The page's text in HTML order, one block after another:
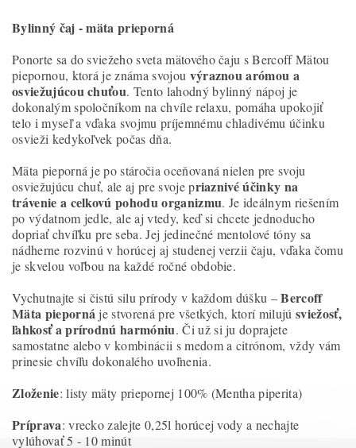
Bylinný čaj - mäta prieporná
Ponorte sa do sviežeho sveta mätového čaju s Bercoff Mätou
piepornou, ktorá je známa svojou výraznou arómou a
osviežujúcou chuťou. Tento lahodný bylinný nápoj je
dokonalým spoločníkom na chvíle relaxu, pomáha upokojiť
telo i myseľ a vďaka svojmu príjemnému chladivému účinku
osvieži kedykoľvek počas dňa.
Mäta pieporná je po stáročia oceňovaná nielen pre svoju
osviežujúcu chuť, ale aj pre svoje priaznivé účinky na
trávenie a celkovú pohodu organizmu. Je ideálnym riešením
po výdatnom jedle, ale aj vtedy, keď si chcete jednoducho
dopriať chvíľku pre seba. Jej jedinečné mentolové tóny sa
nádherne rozvinú v horúcej aj studenej verzii čaju, vďaka čomu
je skvelou voľbou na každé ročné obdobie.
Vychutnajte si čistú silu prírody v každom dúšku –Bercoff
Mäta pieporná je stvorená pre všetkých, ktorí milujú sviežosť,
ľahkosť a prírodnú harmóniu. Či už si ju doprajete
samostatne alebo v kombinácii s medom a citrónom, vždy vám
prinesie chvíľu dokonalého uvoľnenia.
Zloženie: listy mäty priepornej 100% (Mentha piperita)
Príprava: vrecko zalejte 0,25l horúcej vody a nechajte
vylúhovať 5 - 10 minút